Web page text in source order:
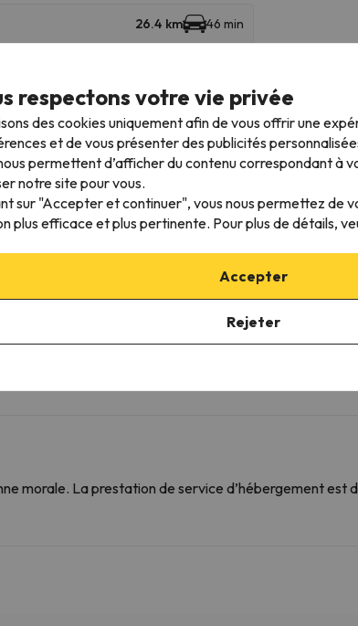
26.4 km 46 min
5.8 km
11.5 km
19.4 km
Aéroports à proximité
Aéroport de Pau - Pau-Pyrénées (PUF)
Aéroport de Dax - Aérodrome de Dax
droite. Les distances réelles peuvent varier.
morale. La prestation de service d’hébergement est
respectons votre vie privée
des cookies uniquement afin de vous offrir une
et de vous présenter des publicités
permettent d’afficher du contenu correspondant à
notre site pour vous.
sur "Accepter et continuer", vous nous permettez de
plus efficace et plus pertinente. Pour plus de détails,
Accepter
Rejeter